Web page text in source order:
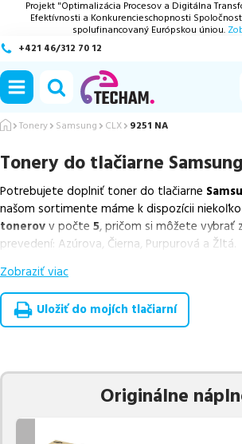
Projekt "Optimalizácia Procesov a Digitálna
Efektívnosti a Konkurencieschopnosti
spolufinancovaný Európskou úniou.
+421 46/312 70 12
Tonery Samsung CLX 9251 NA
Tonery do tlačiarne
Potrebujete doplniť toner do tlačiarne
našom sortimente máme k dispozícii niekoľko
tonerovv počte 5, pričom si môžete vybrať
prevedení: Azúrova, Čierna, Purpurová a Žltá.
Z uvedeného množstva dostupných náplní
náplnev počte5ks.
Celá táto certifikovaná ponuka, spĺňajúca
Vieme, že pri nákupe zohráva dôležitú úlohu
pravidelne naskladňovať
dispozícii na odoslanie.
ponuke 5 ks tonerov.
Zobraziť viac
Uložiť do mojích tlačiarní
Originálne